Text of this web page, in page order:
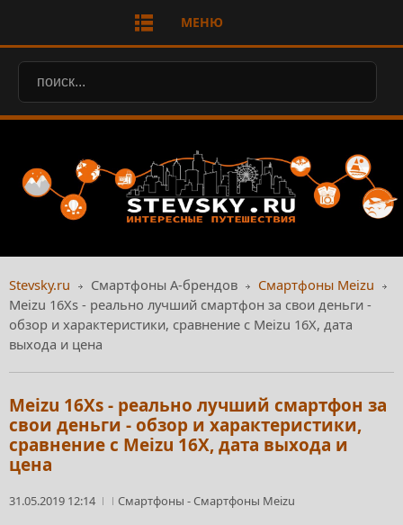
МЕНЮ
Stevsky.ru Смартфоны А-брендов
Смартфоны Meizu
Meizu 16Xs - реально лучший смартфон за свои деньги -
обзор и характеристики, сравнение с Meizu 16X, дата
выхода и цена
Meizu 16Xs - реально лучший смартфон за
свои деньги - обзор и характеристики,
сравнение с Meizu 16X, дата выхода и
цена
31.05.2019 12:14 Смартфоны -Смартфоны Meizu